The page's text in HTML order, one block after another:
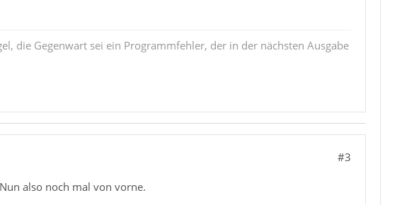
die Gegenwart sei ein Programmfehler, der in der nächsten Ausgabe
#3
also noch mal von vorne.